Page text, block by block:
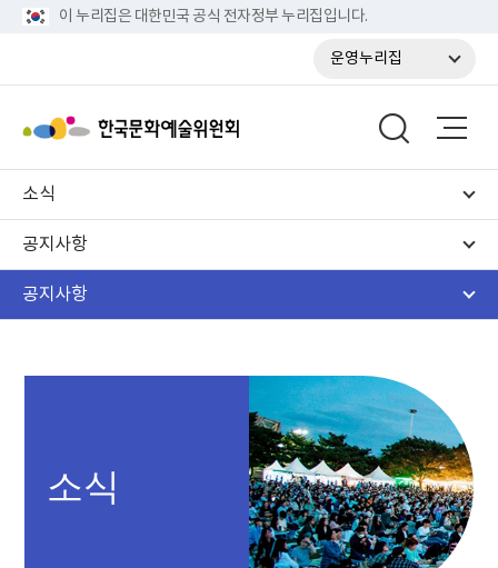
이 누리집은 대한민국 공식 전자정부 누리집입니다.
운영누리집
소식
공지사항
공지사항
소식